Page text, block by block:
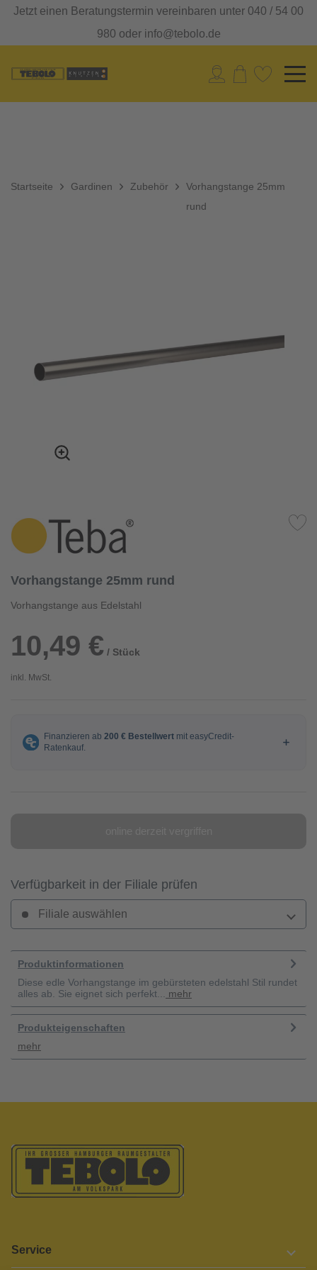
Jetzt einen Beratungstermin vereinbaren unter 040 / 54 00
980 oder info@tebolo.de
Startseite Gardinen Zubehör
Vorhangstange 25mm
rund
Vorhangstange 25mm rund
Vorhangstange aus Edelstahl
10,49 € / Stück
inkl. MwSt.
Verfügbarkeit in der Filiale prüfen
Filiale auswählen
Produktinformationen
Diese edle Vorhangstange im gebürsteten edelstahl Stil rundet
alles ab. Sie eignet sich perfekt...
mehr
Produkteigenschaften
mehr
Service